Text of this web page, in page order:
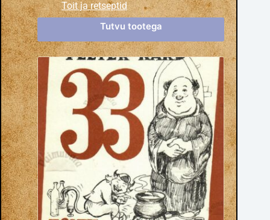
Toit ja retseptid
Tutvu tootega